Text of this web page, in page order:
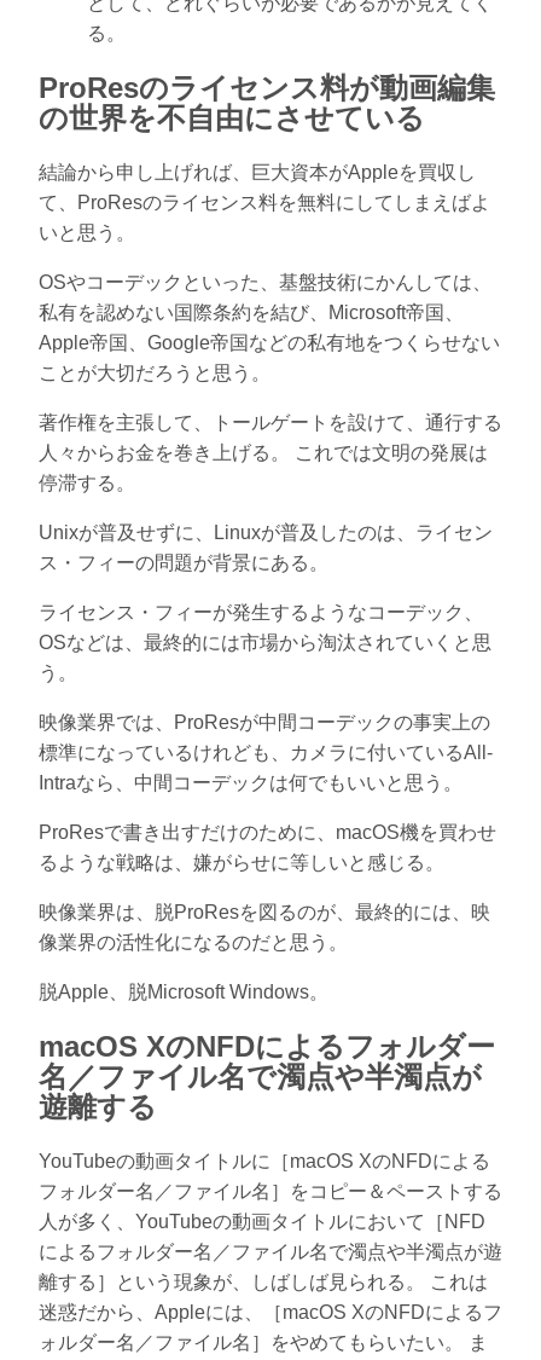
る。
ProResのライセンス料が動画編集
の世界を不自由にさせている
結論から申し上げれば、巨大資本がAppleを買収し
て、ProResのライセンス料を無料にしてしまえばよ
いと思う。
OSやコーデックといった、基盤技術にかんしては、
私有を認めない国際条約を結び、Microsoft帝国、
Apple帝国、Google帝国などの私有地をつくらせない
ことが大切だろうと思う。
著作権を主張して、トールゲートを設けて、通行する
人々からお金を巻き上げる。 これでは文明の発展は
停滞する。
Unixが普及せずに、Linuxが普及したのは、ライセン
ス・フィーの問題が背景にある。
ライセンス・フィーが発生するようなコーデック、
OSなどは、最終的には市場から淘汰されていくと思
う。
映像業界では、ProResが中間コーデックの事実上の
標準になっているけれども、カメラに付いているAll-
Intraなら、中間コーデックは何でもいいと思う。
ProResで書き出すだけのために、macOS機を買わせ
るような戦略は、嫌がらせに等しいと感じる。
映像業界は、脱ProResを図るのが、最終的には、映
像業界の活性化になるのだと思う。
脱Apple、脱Microsoft Windows。
macOS XのNFDによるフォルダー
名／ファイル名で濁点や半濁点が
遊離する
YouTubeの動画タイトルに［macOS XのNFDによる
フォルダー名／ファイル名］をコピー＆ペーストする
人が多く、YouTubeの動画タイトルにおいて［NFD
によるフォルダー名／ファイル名で濁点や半濁点が遊
離する］という現象が、しばしば見られる。 これは
迷惑だから、Appleには、［macOS XのNFDによるフ
ォルダー名／ファイル名］をやめてもらいたい。 ま